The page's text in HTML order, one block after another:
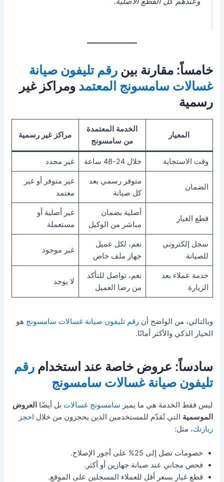
خامساً: مقارنة بينرقم تليفون صيانة
غسالات سامسونج المعتمد ومراكز غير
رسمية
المعيار
الخدمة المعتمدة
من سامسونج
مراكز غير رسمية
وقت الاستجابة خلال 24-48 ساعة غير محدد
الضمان
متوفر رسمي بعد
كل صيانة
غير متوفر أو غير
معتمد
قطع الغيار
أصلية بضمان
مباشر من الوكيل
غير أصلية أو
مستعملة
سجل إلكتروني
للصيانة
نعم، لكل عميل
جهاز ملف خاص
غير موجود
خدمة عملاء بعد
الزيارة
نعم، تواصل للتأكد
من رضا العميل
لا يوجد
وبالتالي، من الواضح أنرقم تليفون صيانة غسالات سامسونج هو
الخيار الذكي والأكثر أمانًا.
سادساً: عروض خاصة عند استخدامرقم
تليفون صيانة غسالات سامسونج
ليس فقط الخدمة هي ما يميز سامسونج غسالات بل أيضًا العروض
الموسمية التي تُقدّم للمستخدمين الذين يحجزون من خلال احجز
زيارتك، مثل:
خصومات تصل إلى 25% على أجور الإصلاح.
فحص مجاني عند صيانة جهازين أو أكثر.
قطع غيار بسعر أقل للعملاء المسجلين على الموقع.